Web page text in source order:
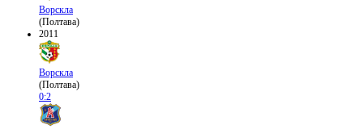
Ворскла
(Полтава)
2011
Ворскла
(Полтава)
0:2